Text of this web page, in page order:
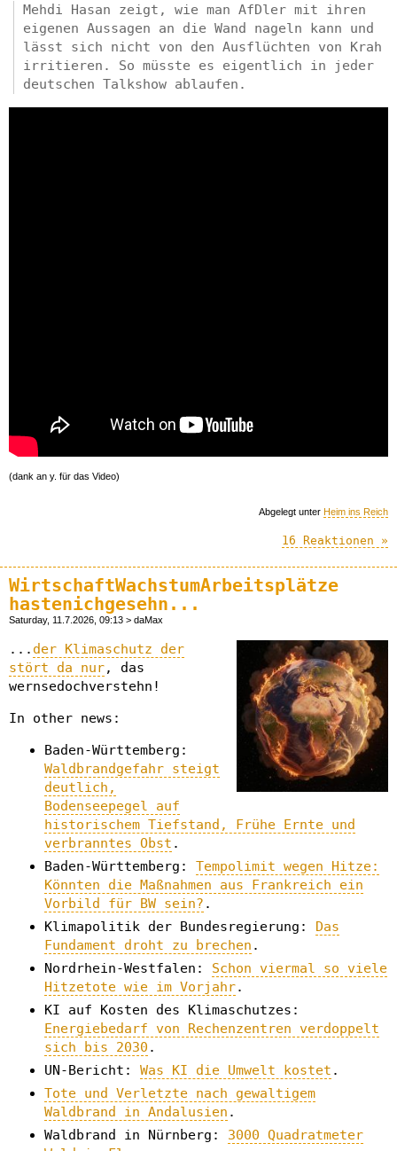
Mehdi Hasan zeigt, wie man AfDler mit ihren
eigenen Aussagen an die Wand nageln kann und
lässt sich nicht von den Ausflüchten von Krah
irritieren. So müsste es eigentlich in jeder
deutschen Talkshow ablaufen.
(dank an y. für das Video)
Abgelegt unter Heim ins Reich
16 Reaktionen »
WirtschaftWachstumArbeitsplätze
hastenichgesehn...
Saturday, 11.7.2026, 09:13 > daMax
... der Klimaschutz der
stört da nur, das
wernsedochverstehn!
In other news:
Baden-Württemberg:
Waldbrandgefahr steigt
deutlich,
Bodenseepegel auf
historischem Tiefstand, Frühe Ernte und
verbranntes Obst .
Baden-Württemberg: Tempolimit wegen Hitze:
Könnten die Maßnahmen aus Frankreich ein
Vorbild für BW sein? .
Klimapolitik der Bundesregierung: Das
Fundament droht zu brechen .
Nordrhein-Westfalen: Schon viermal so viele
Hitzetote wie im Vorjahr.
KI auf Kosten des Klimaschutzes:
Energiebedarf von Rechenzentren verdoppelt
sich bis 2030 .
UN-Bericht: Was KI die Umwelt kostet .
Tote und Verletzte nach gewaltigem
Waldbrand in Andalusien .
Waldbrand in Nürnberg: 3000 Quadratmeter